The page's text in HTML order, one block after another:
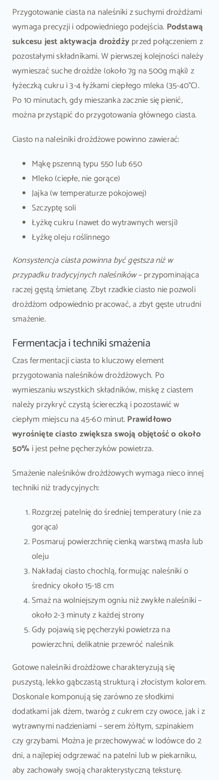
Przygotowanie ciasta na naleśniki z suchymi drożdżami
wymaga precyzji i odpowiedniego podejścia. Podstawą
sukcesu jest aktywacja drożdży przed połączeniem z
pozostałymi składnikami. W pierwszej kolejności należy
wymieszać suche drożdże (około 7g na 500g mąki) z
łyżeczką cukru i 3-4 łyżkami ciepłego mleka (35-40°C).
Po 10 minutach, gdy mieszanka zacznie się pienić,
można przystąpić do przygotowania głównego ciasta.
Ciasto na naleśniki drożdżowe powinno zawierać:
Mąkę pszenną typu 550 lub 650
Mleko (ciepłe, nie gorące)
Jajka (w temperaturze pokojowej)
Szczyptę soli
Łyżkę cukru (nawet do wytrawnych wersji)
Łyżkę oleju roślinnego
Konsystencja ciasta powinna być gęstsza niż w
przypadku tradycyjnych naleśników– przypominająca
raczej gęstą śmietanę. Zbyt rzadkie ciasto nie pozwoli
drożdżom odpowiednio pracować, a zbyt gęste utrudni
smażenie.
Fermentacja i techniki smażenia
Czas fermentacji ciasta to kluczowy element
przygotowania naleśników drożdżowych. Po
wymieszaniu wszystkich składników, miskę z ciastem
należy przykryć czystą ściereczką i pozostawić w
ciepłym miejscu na 45-60 minut.Prawidłowo
wyrośnięte ciasto zwiększa swoją objętość o około
50% i jest pełne pęcherzyków powietrza.
Smażenie naleśników drożdżowych wymaga nieco innej
techniki niż tradycyjnych:
Rozgrzej patelnię do średniej temperatury (nie za
gorąca)
Posmaruj powierzchnię cienką warstwą masła lub
oleju
Nakładaj ciasto chochlą, formując naleśniki o
średnicy około 15-18 cm
Smaż na wolniejszym ogniu niż zwykłe naleśniki –
około 2-3 minuty z każdej strony
Gdy pojawią się pęcherzyki powietrza na
powierzchni, delikatnie przewróć naleśnik
Gotowe naleśniki drożdżowe charakteryzują się
puszystą, lekko gąbczastą strukturą i złocistym kolorem.
Doskonale komponują się zarówno ze słodkimi
dodatkami jak dżem, twaróg z cukrem czy owoce, jak i z
wytrawnymi nadzieniami – serem żółtym, szpinakiem
czy grzybami. Można je przechowywać w lodówce do 2
dni, a najlepiej odgrzewać na patelni lub w piekarniku,
aby zachowały swoją charakterystyczną teksturę.